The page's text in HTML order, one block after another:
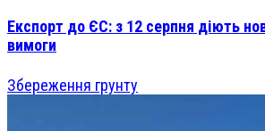
Експорт до ЄС: з 12 серпня діють
вимоги
Збереження грунту